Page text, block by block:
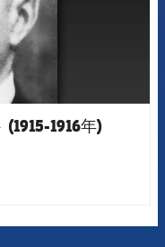
1916年)